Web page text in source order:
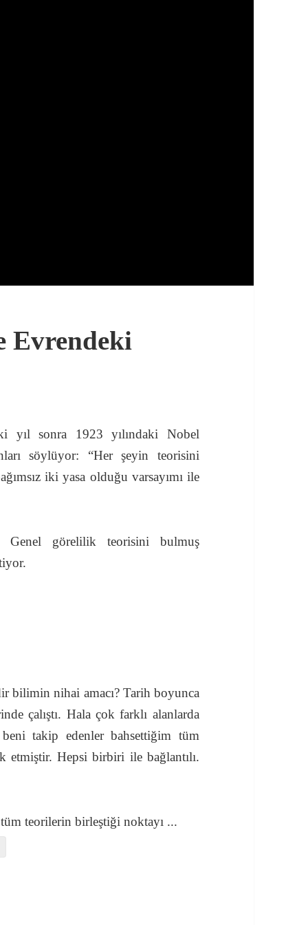
Evrendeki
yıl sonra 1923 yılındaki Nobel
söylüyor: “Her şeyin teorisini
iki yasa olduğu varsayımı ile
Genel görelilik teorisini bulmuş
bilimin nihai amacı? Tarih boyunca
çalıştı. Hala çok farklı alanlarda
takip edenler bahsettiğim tüm
Hepsi birbiri ile bağlantılı.
teorilerin birleştiği noktayı ...